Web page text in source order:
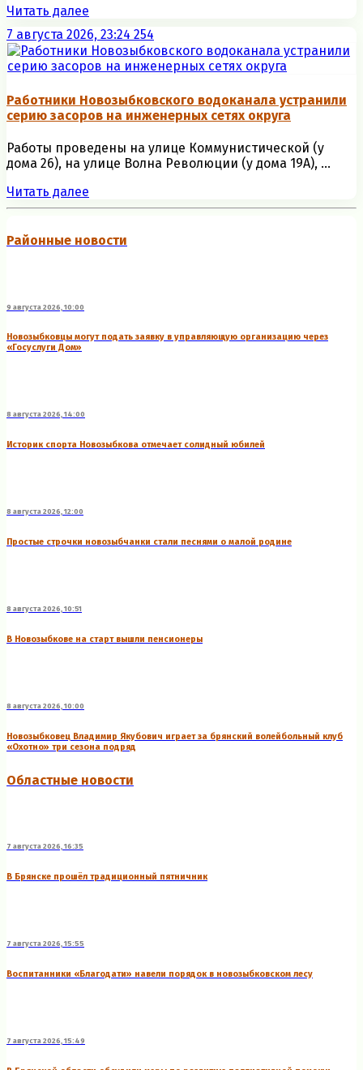
Читать далее
7 августа 2026, 23:24 254
Работники Новозыбковского водоканала устранили
серию засоров на инженерных сетях округа
Работы проведены на улице Коммунистической (у
дома 26), на улице Волна Революции (у дома 19А), ...
Читать далее
Районные новости
9 августа 2026, 10:00
Новозыбковцы могут подать заявку в управляющую организацию через
«Госуслуги Дом»
8 августа 2026, 14:00
Историк спорта Новозыбкова отмечает солидный юбилей
8 августа 2026, 12:00
Простые строчки новозыбчанки стали песнями о малой родине
8 августа 2026, 10:51
В Новозыбкове на старт вышли пенсионеры
8 августа 2026, 10:00
Новозыбковец Владимир Якубович играет за брянский волейбольный клуб
«Охотно» три сезона подряд
Областные новости
7 августа 2026, 16:35
В Брянске прошёл традиционный пятничник
7 августа 2026, 15:55
Воспитанники «Благодати» навели порядок в новозыбковском лесу
7 августа 2026, 15:49